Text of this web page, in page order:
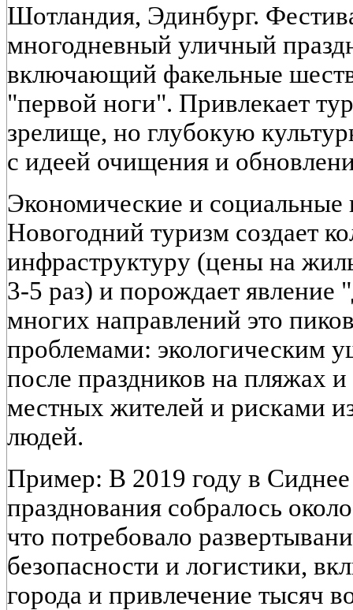
Шотландия, Эдинбург.
многодневный уличный
включающий факельные
"первой ноги". Привлекает
зрелище, но глубокую
с идеей очищения и
Экономические и социальные
Новогодний туризм создает
инфраструктуру (цены на
3-5 раз) и порождает явление
многих направлений это
проблемами: экологическим
после праздников на пляжах
местных жителей и рисками
людей.
Пример: В 2019 году в
празднования собралось
что потребовало
безопасности и логистики,
города и привлечение тысяч